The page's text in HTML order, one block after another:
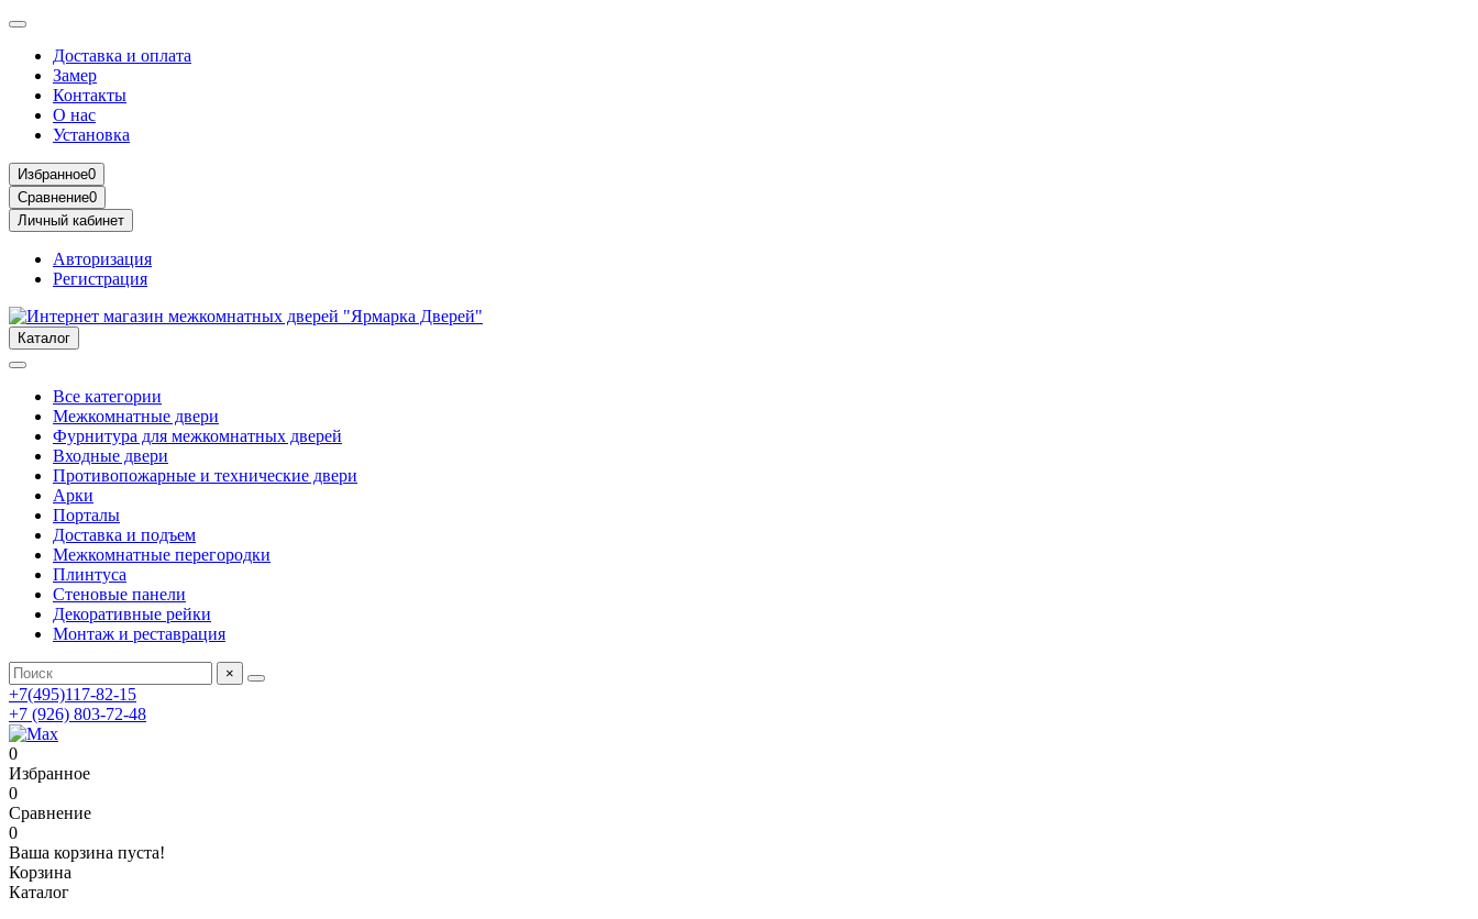
Доставка и оплата
Замер
Контакты
О нас
Установка
Избранное0
Сравнение0
Личный кабинет
Авторизация
Регистрация
Каталог
Все категории
Межкомнатные двери
Фурнитура для межкомнатных дверей
Входные двери
Противопожарные и технические двери
Арки
Порталы
Доставка и подъем
Межкомнатные перегородки
Плинтуса
Стеновые панели
Декоративные рейки
Монтаж и реставрация
×
+7(495)117-82-15
+7 (926) 803-72-48
0
Избранное
0
Сравнение
0
Ваша корзина пуста!
Корзина
Каталог